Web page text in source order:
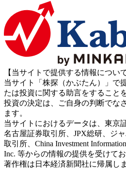
【当サイトで提供する情報について
当サイト「株探（かぶたん）」で
たは投資に関する助言をすること
投資の決定は、ご自身の判断でな
ます。
当サイトにおけるデータは、東京
名古屋証券取引所、JPX総研、ジ
取引所、China Investment
Inc. 等からの情報の提供を受けて
著作権は日本経済新聞社に帰属しま